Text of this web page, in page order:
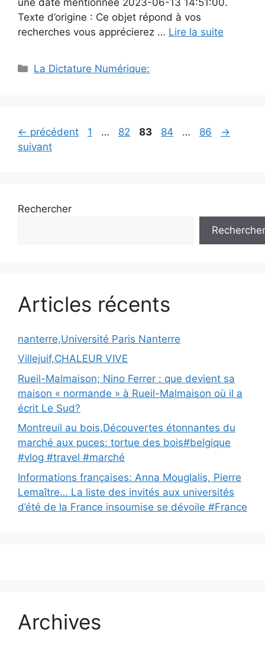
une date mentionnée 2023-06-13 14:51:00.
Texte d’origine : Ce objet répond à vos
recherches vous apprécierez … Lire la suite
Catégories
La Dictature Numérique:
← précédent Page
1 … Page
82 Page
83 Page
84 … Page
86
→
suivant
Rechercher
Rechercher
Articles récents
nanterre,Université Paris Nanterre
Villejuif,CHALEUR VIVE
Rueil-Malmaison; Nino Ferrer : que devient sa
maison « normande » à Rueil-Malmaison où il a
écrit Le Sud?
Montreuil au bois,Découvertes étonnantes du
marché aux puces: tortue des bois#belgique
#vlog #travel #marché
Informations françaises: Anna Mouglalis, Pierre
Lemaître… La liste des invités aux universités
d’été de la France insoumise se dévoile #France
Archives